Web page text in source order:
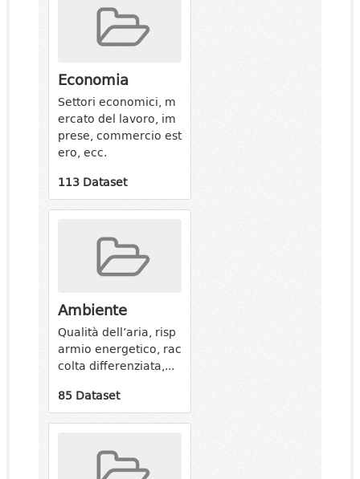
Economia
Settori economici, m
ercato del lavoro, im
prese, commercio est
ero, ecc.
113 Dataset
Ambiente
Qualità dell’aria, risp
armio energetico, rac
colta differenziata,...
85 Dataset